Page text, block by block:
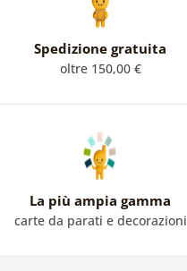
Spedizione gratuita
oltre 150,00 €
La più ampia gamma
carte da parati e decorazioni